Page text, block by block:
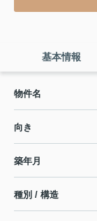
基本情報
物件名
向き
築年月
種別 / 構造